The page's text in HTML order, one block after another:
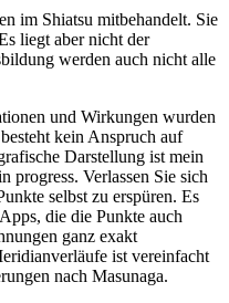
im Shiatsu mitbehandelt. Sie
liegt aber nicht der
werden auch nicht alle
und Wirkungen wurden
kein Anspruch auf
Darstellung ist mein
progress. Verlassen Sie sich
selbst zu erspüren. Es
die die Punkte auch
ganz exakt
ist vereinfacht
nach Masunaga.